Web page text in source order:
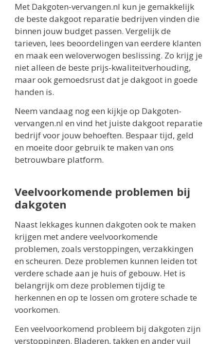
Met Dakgoten-vervangen.nl kun je gemakkelijk
de beste dakgoot reparatie bedrijven vinden die
binnen jouw budget passen. Vergelijk de
tarieven, lees beoordelingen van eerdere klanten
en maak een weloverwogen beslissing. Zo krijg je
niet alleen de beste prijs-kwaliteitverhouding,
maar ook gemoedsrust dat je dakgoot in goede
handen is.
Neem vandaag nog een kijkje op Dakgoten-
vervangen.nl en vind het juiste dakgoot reparatie
bedrijf voor jouw behoeften. Bespaar tijd, geld
en moeite door gebruik te maken van ons
betrouwbare platform.
Veelvoorkomende problemen bij
dakgoten
Naast lekkages kunnen dakgoten ook te maken
krijgen met andere veelvoorkomende
problemen, zoals verstoppingen, verzakkingen
en scheuren. Deze problemen kunnen leiden tot
verdere schade aan je huis of gebouw. Het is
belangrijk om deze problemen tijdig te
herkennen en op te lossen om grotere schade te
voorkomen.
Een veelvoorkomend probleem bij dakgoten zijn
verstoppingen. Bladeren, takken en ander vuil